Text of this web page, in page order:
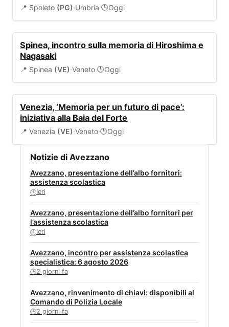
📍 Spoleto (PG)·Umbria·🕒Oggi
Spinea, incontro sulla memoria di Hiroshima e
Nagasaki
📍 Spinea (VE)·Veneto·🕒Oggi
Venezia, ‘Memoria per un futuro di pace’:
iniziativa alla Baia del Forte
📍 Venezia (VE)·Veneto·🕒Oggi
Notizie di Avezzano
Avezzano, presentazione dell’albo fornitori:
assistenza scolastica
🕒Ieri
Avezzano, presentazione dell’albo fornitori per
l’assistenza scolastica
🕒Ieri
Avezzano, incontro per assistenza scolastica
specialistica: 6 agosto 2026
🕒2 giorni fa
Avezzano, rinvenimento di chiavi: disponibili al
Comando di Polizia Locale
🕒2 giorni fa